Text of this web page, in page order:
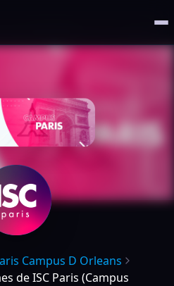
Campus D Orleans
de ISC Paris (Campus